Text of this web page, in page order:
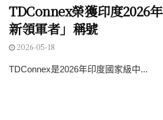
TDConnex榮獲印度2026
新領軍者」稱號
2026-05-18
TDConnex是2026年印度國家級中...